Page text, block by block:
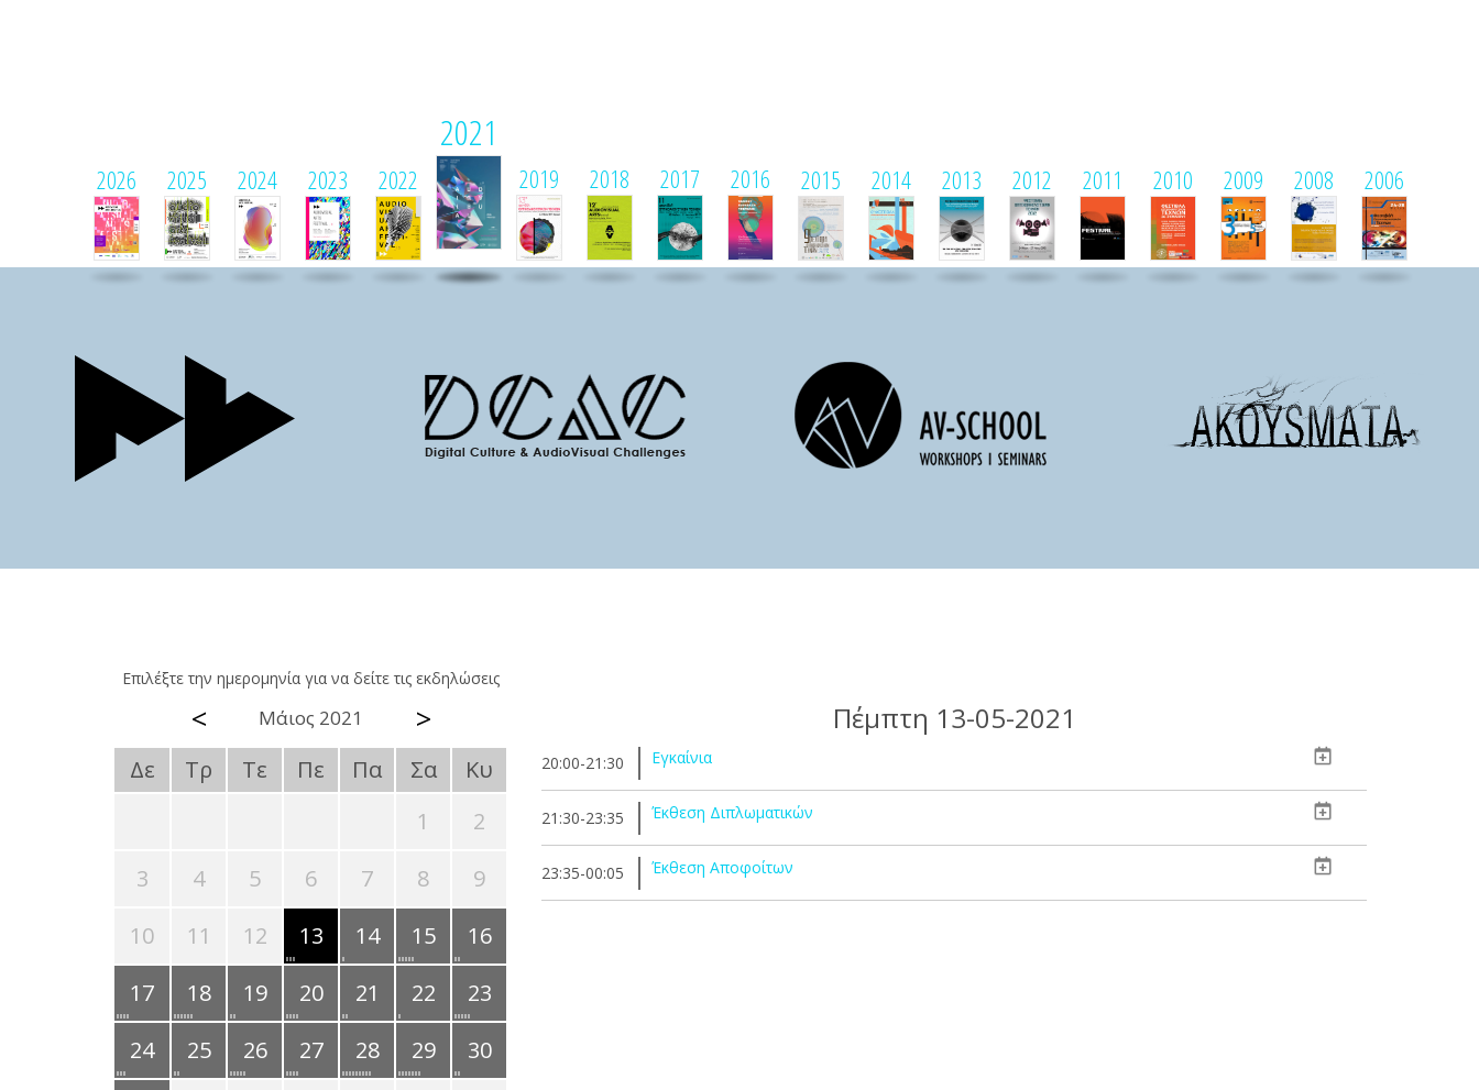
2026 2025 2024 2023 2022
2021
2019 2018 2017 2016 2015 2014 2013 2012 2011 2010 2009 2008 2006
Επιλέξτε την ημερομηνία για να δείτε τις εκδηλώσεις
< Μάιος 2021 >
Δε Τρ Τε Πε Πα Σα
Κυ
1
2
3
4 5 6 7 8
9
10
11 12 13 14 15
16
17
18 19 20 21 22
23
24
25 26 27 28 29
30
Πέμπτη 13-05-2021
20:00-21:30 Εγκαίνια
21:30-23:35 Έκθεση Διπλωματικών
23:35-00:05 Έκθεση Αποφοίτων